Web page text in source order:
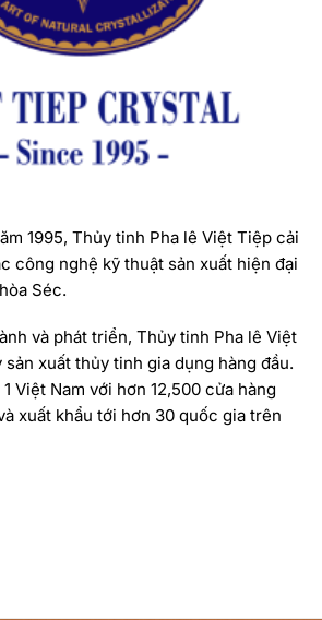
1995, Thủy tinh Pha lê Việt Tiệp cải
công nghệ kỹ thuật sản xuất hiện đại
Séc.
và phát triển, Thủy tinh Pha lê Việt
xuất thủy tinh gia dụng hàng đầu.
Việt Nam với hơn 12,500 cửa hàng
xuất khẩu tới hơn 30 quốc gia trên